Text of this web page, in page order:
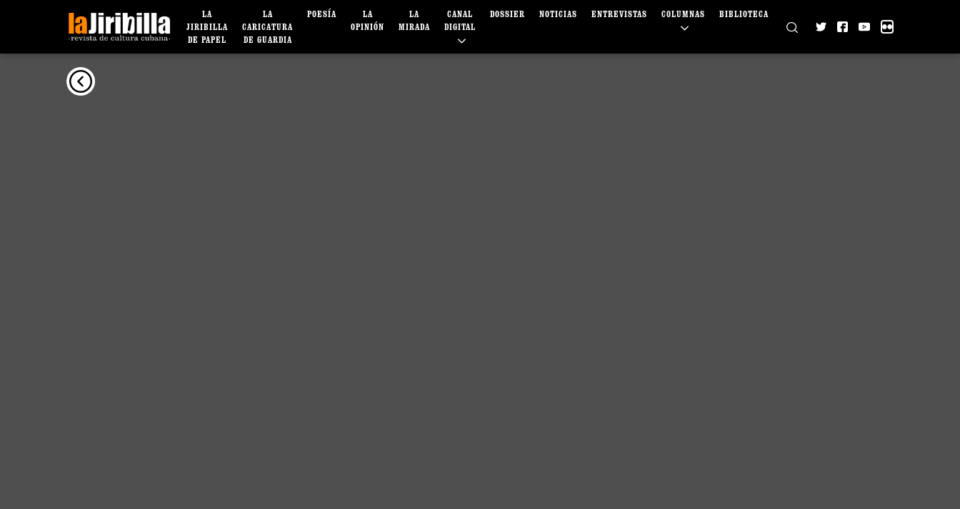
LA
JIRIBILLA
DE PAPEL
LA
CARICATURA
DE GUARDIA
POESÍA
LA
OPINIÓN
LA
MIRADA
CANAL
DIGITAL
DOSSIER NOTICIAS ENTREVISTAS COLUMNAS BIBLIOTECA